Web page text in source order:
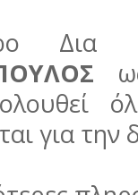
Δια
για την